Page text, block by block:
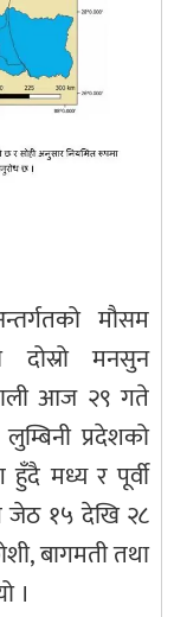
मौसम
दोस्रो मनसुन
आज २९ गते
प्रदेशको
हुँदै मध्य र पूर्वी
जेठ १५ देखि २८
बागमती तथा
।